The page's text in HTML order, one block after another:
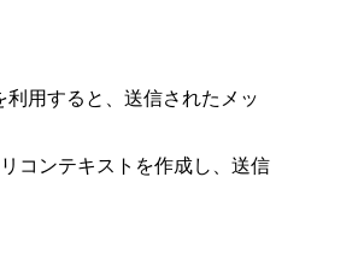
用すると、送信されたメッ
コンテキストを作成し、送信